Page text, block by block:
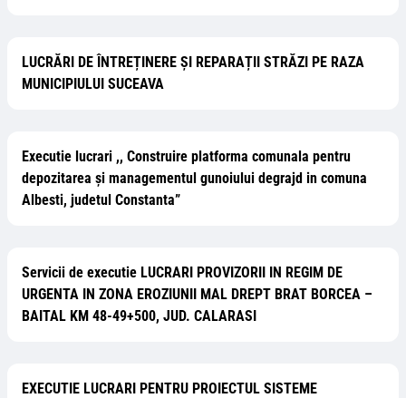
LUCRĂRI DE ÎNTREȚINERE ȘI REPARAȚII STRĂZI PE RAZA
MUNICIPIULUI SUCEAVA
Executie lucrari ,, Construire platforma comunala pentru
depozitarea și managementul gunoiului degrajd in comuna
Albesti, judetul Constanta”
Servicii de executie LUCRARI PROVIZORII IN REGIM DE
URGENTA IN ZONA EROZIUNII MAL DREPT BRAT BORCEA –
BAITAL KM 48-49+500, JUD. CALARASI
EXECUTIE LUCRARI PENTRU PROIECTUL SISTEME